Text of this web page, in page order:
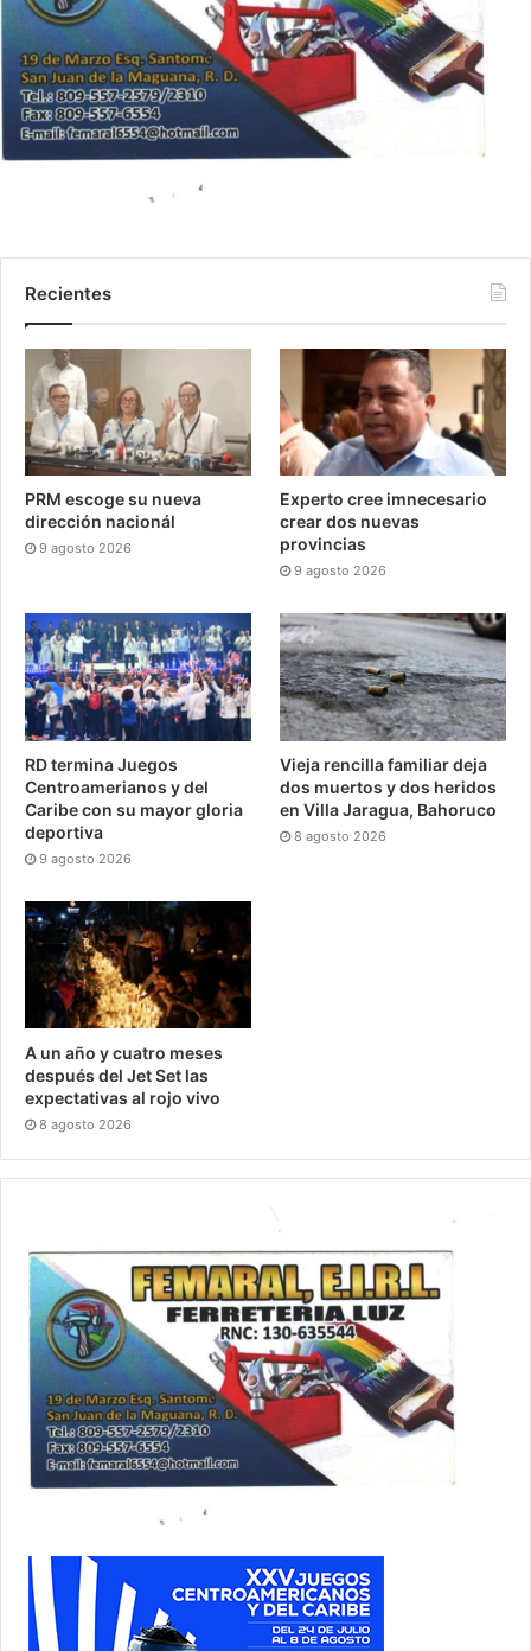
Recientes
PRM escoge su nueva
dirección nacionál
9 agosto 2026
Experto cree imnecesario
crear dos nuevas
provincias
9 agosto 2026
RD termina Juegos
Centroamerianos y del
Caribe con su mayor gloria
deportiva
9 agosto 2026
Vieja rencilla familiar deja
dos muertos y dos heridos
en Villa Jaragua, Bahoruco
8 agosto 2026
A un año y cuatro meses
después del Jet Set las
expectativas al rojo vivo
8 agosto 2026